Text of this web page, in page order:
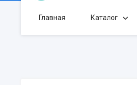
Главная Каталог